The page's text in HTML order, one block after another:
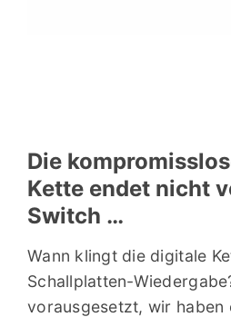
Die
Kette endet nicht
Switch …
Wann klingt die digitale
Schallplatten-
vorausgesetzt, wir haben